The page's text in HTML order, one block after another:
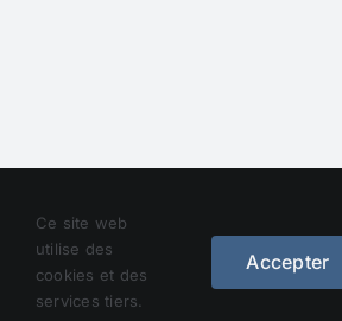
Avada| Tous droits réservés |
Facebook
Ce site web
utilise des
cookies et des
services tiers.
Accepter